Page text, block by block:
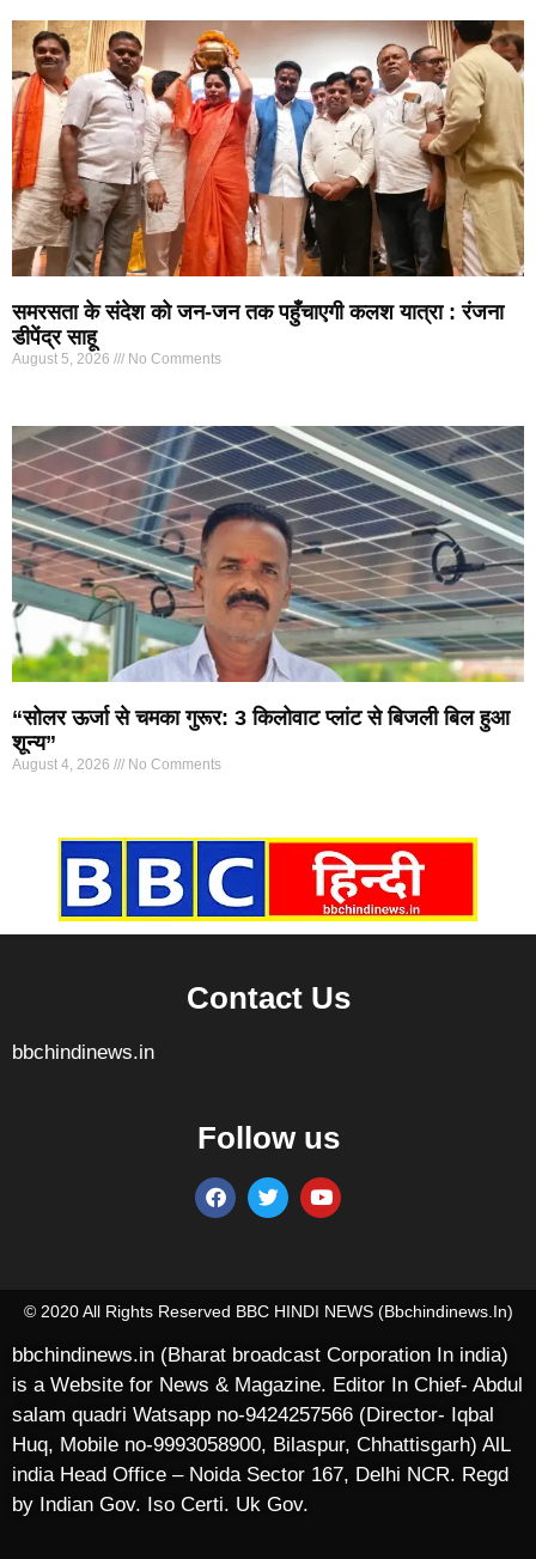
समरसता के संदेश को जन-जन तक पहुँचाएगी कलश यात्रा : रंजना
डीपेंद्र साहू
August 5, 2026 No Comments
“सोलर ऊर्जा से चमका गुरूर: 3 किलोवाट प्लांट से बिजली बिल हुआ
शून्य”
August 4, 2026 No Comments
Contact Us
bbchindinews.in
Follow us
© 2020 All Rights Reserved BBC HINDI NEWS (bbchindinews.in)
bbchindinews.in (Bharat broadcast Corporation In india)
is a Website for News & Magazine. Editor In Chief- Abdul
salam quadri Watsapp no-9424257566 (Director- Iqbal
Huq, Mobile no-9993058900, Bilaspur, Chhattisgarh) AlL
india Head Office – Noida Sector 167, Delhi NCR. Regd
by Indian Gov. Iso Certi. Uk Gov.